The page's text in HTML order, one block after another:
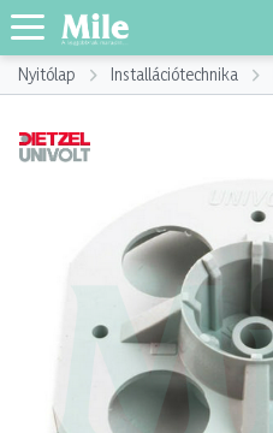
Nyitólap Installációtechnika